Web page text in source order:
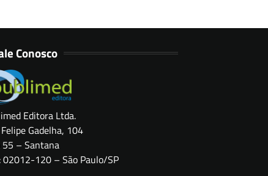
Conosco
Editora Ltda.
Gadelha, 104
55 – Santana
02012-120 – São Paulo/SP